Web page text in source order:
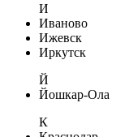
И
Иваново
Ижевск
Иркутск
Й
Йошкар-Ола
К